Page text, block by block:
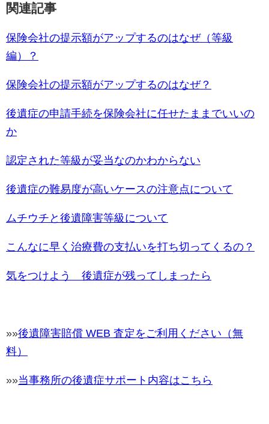
関連記事
保険会社の提示額がアップするのはなぜ（等級
編）？
保険会社の提示額がアップするのはなぜ？
後遺症の申請手続を保険会社に任せたままでいいの
か
認定された等級が妥当なのかわからない
後遺症の難易度が高いケースの注意点について
ムチウチと後遺障害等級について
こんなに早く治療費の支払いを打ち切ってくるの？
気をつけよう 後遺症が残ってしまったら
»»後遺障害賠償 WEB 査定をご利用ください（無
料）
»»当事務所の後遺症サポート内容はこちら